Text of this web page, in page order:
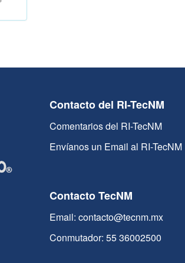
Contacto del RI-TecNM
Comentarios del RI-TecNM
Envíanos un Email al RI-TecNM
Contacto TecNM
Email: contacto@tecnm.mx
Conmutador: 55 36002500